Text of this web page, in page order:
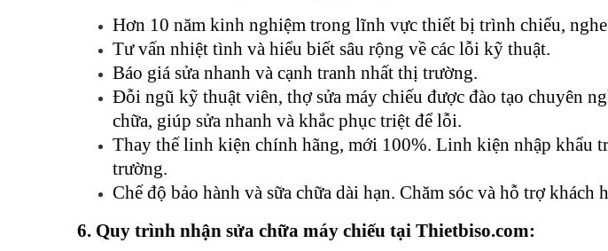
Hơn 10 năm kinh nghiệm trong lĩnh vực thiết bị trình chiếu,
Tư vấn nhiệt tình và hiểu biết sâu rộng về các lỗi kỹ thuật.
Báo giá sửa nhanh và cạnh tranh nhất thị trường.
Đỗi ngũ kỹ thuật viên, thợ sửa máy chiếu được đào tạo chuyên
chữa, giúp sửa nhanh và khắc phục triệt để lỗi.
Thay thế linh kiện chính hãng, mới 100%. Linh kiện nhập khẩu
trường.
Chế độ bảo hành và sữa chữa dài hạn. Chăm sóc và hỗ trợ khách
6. Quy trình nhận sửa chữa máy chiếu tại Thietbiso.com: